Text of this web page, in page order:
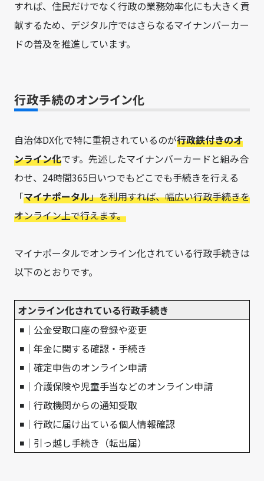
すれば、住民だけでなく行政の業務効率化にも大きく貢
献するため、デジタル庁ではさらなるマイナンバーカー
ドの普及を推進しています。
行政手続のオンライン化
自治体DX化で特に重視されているのが行政鉄付きのオ
ンライン化です。先述したマイナンバーカードと組み合
わせ、24時間365日いつでもどこでも手続きを行える
「マイナポータル」を利用すれば、幅広い行政手続きを
オンライン上で行えます。
マイナポータルでオンライン化されている行政手続きは
以下のとおりです。
オンライン化されている行政手続き
◾｜公金受取口座の登録や変更
◾｜年金に関する確認・手続き
◾｜確定申告のオンライン申請
◾｜介護保険や児童手当などのオンライン申請
◾｜行政機関からの通知受取
◾｜行政に届け出ている個人情報確認
◾｜引っ越し手続き（転出届）